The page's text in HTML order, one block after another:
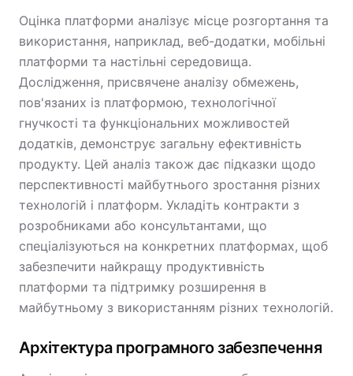
Оцінка платформи аналізує місце розгортання та
використання, наприклад, веб-додатки, мобільні
платформи та настільні середовища.
Дослідження, присвячене аналізу обмежень,
пов'язаних із платформою, технологічної
гнучкості та функціональних можливостей
додатків, демонструє загальну ефективність
продукту. Цей аналіз також дає підказки щодо
перспективності майбутнього зростання різних
технологій і платформ. Укладіть контракти з
розробниками або консультантами, що
спеціалізуються на конкретних платформах, щоб
забезпечити найкращу продуктивність
платформи та підтримку розширення в
майбутньому з використанням різних технологій.
Архітектура програмного забезпечення